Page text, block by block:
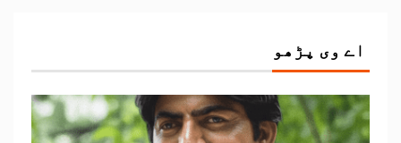
اے وی پڑھو